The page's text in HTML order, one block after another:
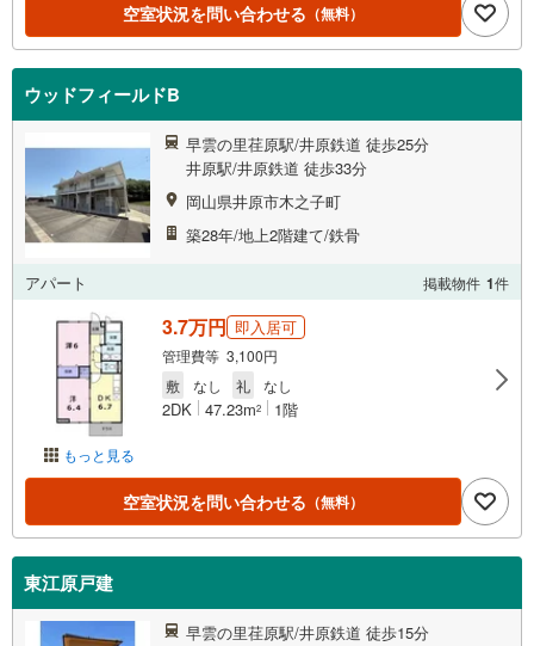
空室状況を問い合わせる （無料）
ウッドフィールドB
早雲の里荏原駅/井原鉄道 徒歩25分
井原駅/井原鉄道 徒歩33分
岡山県井原市木之子町
築28年/地上2階建て/鉄骨
アパート 掲載物件 1件
もっと見る
3.7万円 即入居可
管理費等 3,100円
敷
なし 礼 なし
2DK 47.23m2 1階
空室状況を問い合わせる （無料）
東江原戸建
早雲の里荏原駅/井原鉄道 徒歩15分